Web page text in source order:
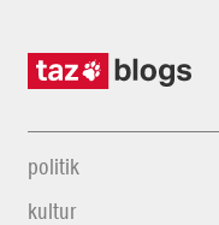
politik
kultur